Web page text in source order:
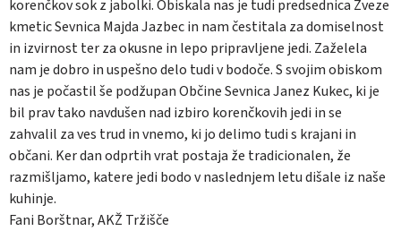
korenčkov sok z jabolki. Obiskala nas je tudi predsednica Zveze
kmetic Sevnica Majda Jazbec in nam čestitala za domiselnost
in izvirnost ter za okusne in lepo pripravljene jedi. Zaželela
nam je dobro in uspešno delo tudi v bodoče. S svojim obiskom
nas je počastil še podžupan Občine Sevnica Janez Kukec, ki je
bil prav tako navdušen nad izbiro korenčkovih jedi in se
zahvalil za ves trud in vnemo, ki jo delimo tudi s krajani in
občani. Ker dan odprtih vrat postaja že tradicionalen, že
razmišljamo, katere jedi bodo v naslednjem letu dišale iz naše
kuhinje.
Fani Borštnar, AKŽ Tržišče